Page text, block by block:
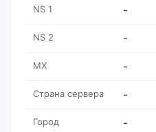
NS 1 -
NS 2 -
MX -
Страна сервера -
Город -